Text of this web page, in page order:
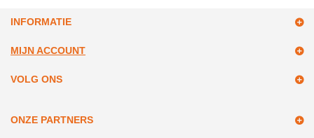
INFORMATIE
MIJN ACCOUNT
VOLG ONS
ONZE PARTNERS